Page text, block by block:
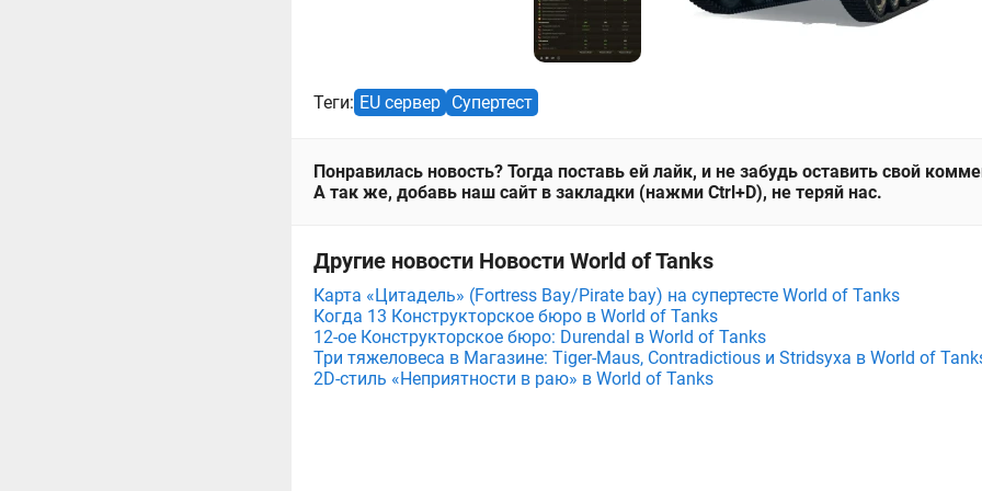
Теги: EU сервер Супертест
Понравилась новость? Тогда поставь ей лайк, и не забудь оставить свой
А так же, добавь наш сайт в закладки (нажми Ctrl+D), не теряй нас.
Другие новости Новости World of Tanks
Карта «Цитадель» (Fortress Bay/Pirate bay) на супертесте World of Tanks
Когда 13 Конструкторское бюро в World of Tanks
12-ое Конструкторское бюро: Durendal в World of Tanks
Три тяжеловеса в Магазине: Tiger-Maus, Contradictious и Stridsyxa в World of
2D-стиль «Неприятности в раю» в World of Tanks